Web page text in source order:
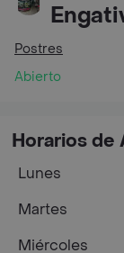
Postres
Abierto
Horarios de
Lunes
Martes
Miércoles